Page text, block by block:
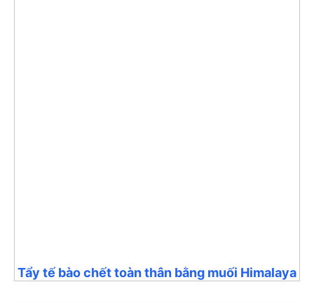
Tẩy tế bào chết toàn thân bằng muối Himalaya